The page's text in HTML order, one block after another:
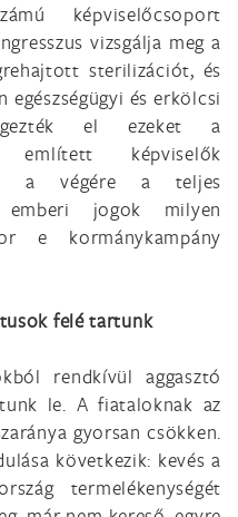
képviselőcsoport
vizsgálja meg a
sterilizációt, és
és erkölcsi
el ezeket a
említett képviselők
a végére a teljes
jogok milyen
e kormánykampány
felé tartunk
rendkívül aggasztó
le. A fiataloknak az
gyorsan csökken.
következik: kevés a
termelékenységét